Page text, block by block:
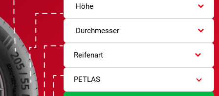
Höhe
Durchmesser
Reifenart
PETLAS